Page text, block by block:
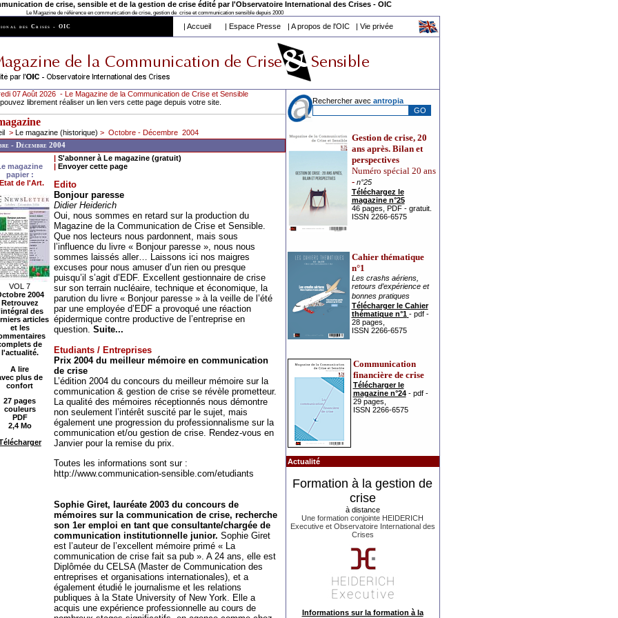
de crise, sensible et de la gestion de crise édité par l'Observatoire International des Crises- OIC
Le Magazine de référence en communication de crise, gestion de crise et communication sensible depuis 2000
des Crises - OIC | Accueil | Espace Presse | A propos de l'OIC | Vie privée
07 Août 2026 - Le Magazine de la Communication de Crise et Sensible
librement réaliser un lien vers cette page depuis votre site.
> Le magazine (historique) > Octobre - Décembre 2004
- Décembre 2004
magazine
papier :
de l'Art.
VOL 7
2004
Retrouvez
des
articles
et les
de
l'actualité.
A lire
plus de
confort
27 pages
couleurs
PDF
2,4 Mo
|S'abonner à Le magazine (gratuit)
|Envoyer cette page
Edito
Bonjour paresse
Didier Heiderich
Oui, nous sommes en retard sur la production du
Magazine de la Communication de Crise et Sensible.
Que nos lecteurs nous pardonnent, mais sous
l’influence du livre « Bonjour paresse », nous nous
sommes laissés aller… Laissons ici nos maigres
excuses pour nous amuser d’un rien ou presque
puisqu’il s’agit d’EDF. Excellent gestionnaire de crise
sur son terrain nucléaire, technique et économique, la
parution du livre « Bonjour paresse » à la veille de l’été
par une employée d’EDF a provoqué une réaction
épidermique contre productive de l’entreprise en
question. Suite...
Etudiants / Entreprises
Prix 2004 du meilleur mémoire en communication
de crise
L’édition 2004 du concours du meilleur mémoire sur la
communication & gestion de crise se révèle prometteur.
La qualité des mémoires réceptionnés nous démontre
non seulement l’intérêt suscité par le sujet, mais
également une progression du professionnalisme sur la
communication et/ou gestion de crise. Rendez-vous en
Janvier pour la remise du prix.
Toutes les informations sont sur :
http://www.communication-sensible.com/etudiants
Sophie Giret, lauréate 2003 du concours de
mémoires sur la communication de crise, recherche
son 1er emploi en tant que consultante/chargée de
communication institutionnelle junior. Sophie Giret
est l’auteur de l’excellent mémoire primé « La
communication de crise fait sa pub ». A 24 ans, elle est
Diplômée du CELSA (Master de Communication des
entreprises et organisations internationales), et a
également étudié le journalisme et les relations
publiques à la State University of New York. Elle a
acquis une expérience professionnelle au cours de
Rechercher avec antropia
Gestion de crise, 20
ans après. Bilan et
perspectives
Numéro spécial 20 ans
- n°25
Téléchargez le
magazine n°25
46 pages, PDF - gratuit.
ISSN 2266-6575
Cahier thématique
n°1
Les crashs aériens,
retours d’expérience et
bonnes pratiques
Télécharger le Cahier
thématique n°1 - pdf -
28 pages,
ISSN 2266-6575
Communication
financière de crise
Télécharger le
magazine n°24- pdf -
29 pages,
ISSN 2266-6575
Actualité
Formation à la gestion de
crise
à distance
Une formation conjointe HEIDERICH
Executive et Observatoire International des
Crises
Informations sur la formation à la